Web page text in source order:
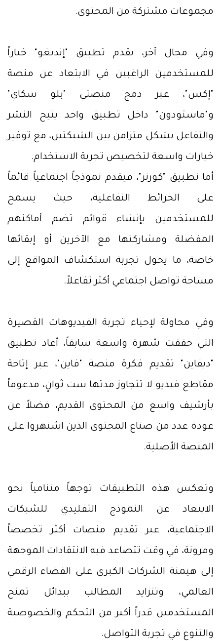
مجموعات مشتركة من المحتوى.
وفي مجال آخر، يقدم تطبيق "إنديغو" خياراً
للمستخدمين الراغبين في الابتعاد عن منصة
"إكس"، عبر دمج منصتي "بلو سكاي"
و"ماستودون" داخل تطبيق واحد يتيح النشر
والتفاعل بشكل متزامن بين الشبكتين، مع توفير
خيارات واسعة لتخصيص تجربة الاستخدام.
أما تطبيق "كورنر"، فيقدم نموذجاً اجتماعياً قائماً
على الخرائط التفاعلية، حيث يسمح
للمستخدمين بإنشاء قوائم تضم أماكنهم
المفضلة ومشاركتها مع الآخرين أو إبقائها
خاصة، ما يحول تجربة استكشاف المواقع إلى
مساحة تواصل اجتماعي أكثر تفاعلاً.
وفي محاولة لإحياء تجربة الفيديوهات القصيرة
التي حققت شهرة واسعة سابقاً، أعاد تطبيق
"ديفاين" تقديم فكرة منصة "فاين"، عبر إتاحة
مقاطع فيديو لا تتجاوز مدتها ست ثوانٍ، مدعوماً
بأرشيف واسع من المحتوى القديم، فضلاً عن
عودة عدد من صناع المحتوى الذين اشتهروا على
المنصة الأصلية.
وتعكس هذه التطبيقات توجهاً متنامياً نحو
الابتعاد عن النموذج التقليدي للشبكات
الاجتماعية، عبر تقديم منصات أكثر تخصصاً
ومرونة، في وقت تتصاعد فيه الانتقادات الموجهة
إلى هيمنة الشركات الكبرى على الفضاء الرقمي
العالمي، وتتزايد المطالب ببدائل تمنح
المستخدمين قدراً أكبر من التحكم والخصوصية
والتنوع في تجربة التواصل.